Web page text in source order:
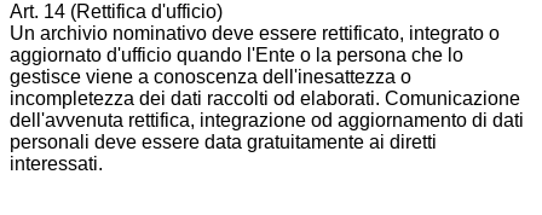
Art. 14 (Rettifica d'ufficio)
Un archivio nominativo deve essere rettificato, integrato o
aggiornato d'ufficio quando l'Ente o la persona che lo
gestisce viene a conoscenza dell'inesattezza o
incompletezza dei dati raccolti od elaborati. Comunicazione
dell'avvenuta rettifica, integrazione od aggiornamento di dati
personali deve essere data gratuitamente ai diretti
interessati.